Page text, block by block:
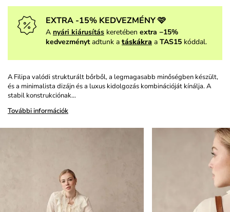
EXTRA -15% KEDVEZMÉNY 🩷
A nyári kiárusítás keretében extra −15%
kedvezménytadtunk a táskákra a TAS15 kóddal.
A Filipa valódi strukturált bőrből, a legmagasabb minőségben készült,
és a minimalista dizájn és a luxus kidolgozás kombinációját kínálja. A
stabil konstrukciónak…
További információk